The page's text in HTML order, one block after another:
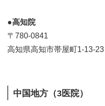
●高知院
〒780-0841
高知県高知市帯屋町1-13-
中国地方（3医院）